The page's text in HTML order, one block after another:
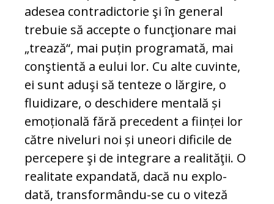
adesea contradictorie şi în ge­neral
trebuie să accepte o funcţionare mai
„trează“, mai puțin programată, mai
conştientă a eului lor. Cu alte cu­vinte,
ei sunt aduşi să tenteze o lăr­gire, o
fluidizare, o deschidere mentală și
emoțională fără precedent a ființei lor
către niveluri noi și uneori dificile de
percepere şi de integrare a realităţii. O
realitate expandată, dacă nu explo­
dată, transformându-se cu o viteză